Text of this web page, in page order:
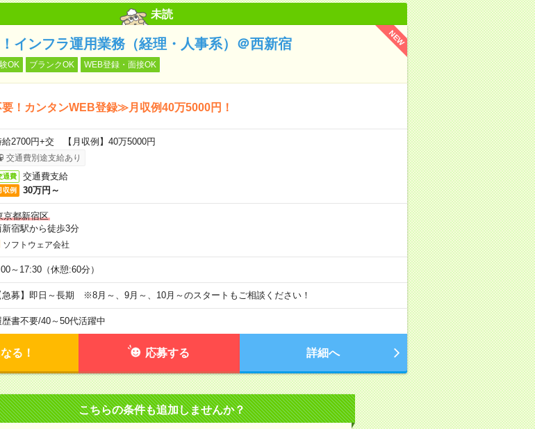
未読
NEW
インフラ運用業務（経理・人事系）＠西新宿
OK ブランクOK WEB登録・面接OK
！カンタンWEB登録≫月収例40万5000円！
給2700円+交 【月収例】40万5000円
交通費別途支給あり
通費 交通費支給
収例 30万円～
京都新宿区
新宿駅から徒歩3分
ソフトウェア会社
～17:30（休憩:60分）
急募】即日～長期 ※8月～、9月～、10月～のスタートもご相談ください！
歴書不要/40～50代活躍中
る！ 応募する 詳細へ
こちらの条件も追加しませんか？